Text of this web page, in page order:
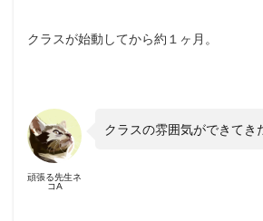
クラスが始動してから約１ヶ月。
頑張る先生ネ
コA
クラスの雰囲気ができてき